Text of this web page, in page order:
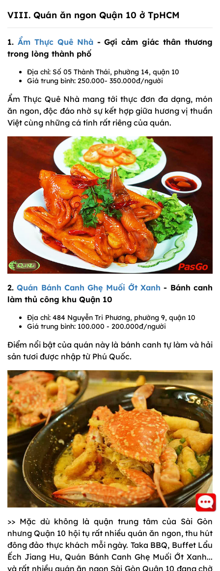
VIII. Quán ăn ngon Quận 10 ở TpHCM
1. Ẩm Thực Quê Nhà- Gợi cảm giác thân thương
trong lòng thành phố
Địa chỉ: Số 05 Thành Thái, phường 14, quận 10
Giá trung bình: 250.000- 350.000đ/người
Ẩm Thực Quê Nhà mang tới thực đơn đa dạng, món
ăn ngon, độc đáo nhờ sự kết hợp giữa hương vị thuần
Việt cùng những cá tính rất riêng của quán.
2.Quán Bánh Canh Ghẹ Muối Ớt Xanh - Bánh canh
làm thủ công khu Quận 10
Địa chỉ: 484 Nguyễn Tri Phương, phường 9, quận 10
Giá trung bình: 100.000 - 200.000đ/người
Điểm nổi bật của quán này là bánh canh tự làm và hải
sản tươi được nhập từ Phú Quốc.
>> Mặc dù không là quận trung tâm của Sài Gòn
nhưng Quận 10 hội tụ rất nhiều quán ăn ngon, thu hút
đông đảo thực khách mỗi ngày. Taka BBQ, Buffet Lẩu
Ếch Jiang Hu, Quán Bánh Canh Ghẹ Muối Ớt Xanh...
và rất nhiều quán ăn ngon Sài Gòn Quận 10 đang chờ